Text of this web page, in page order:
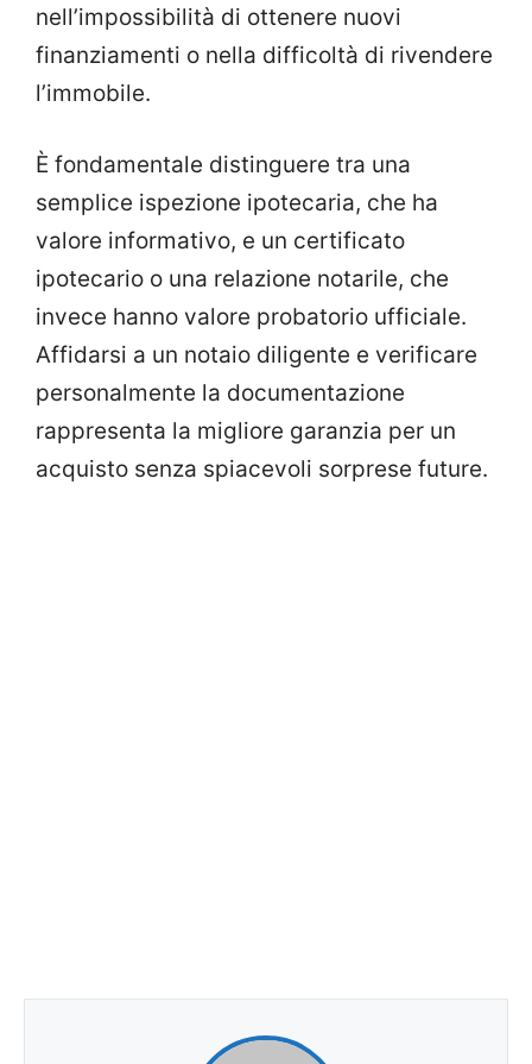
nell’impossibilità di ottenere nuovi
finanziamenti o nella difficoltà di rivendere
l’immobile.
È fondamentale distinguere tra una
semplice ispezione ipotecaria, che ha
valore informativo, e un certificato
ipotecario o una relazione notarile, che
invece hanno valore probatorio ufficiale.
Affidarsi a un notaio diligente e verificare
personalmente la documentazione
rappresenta la migliore garanzia per un
acquisto senza spiacevoli sorprese future.